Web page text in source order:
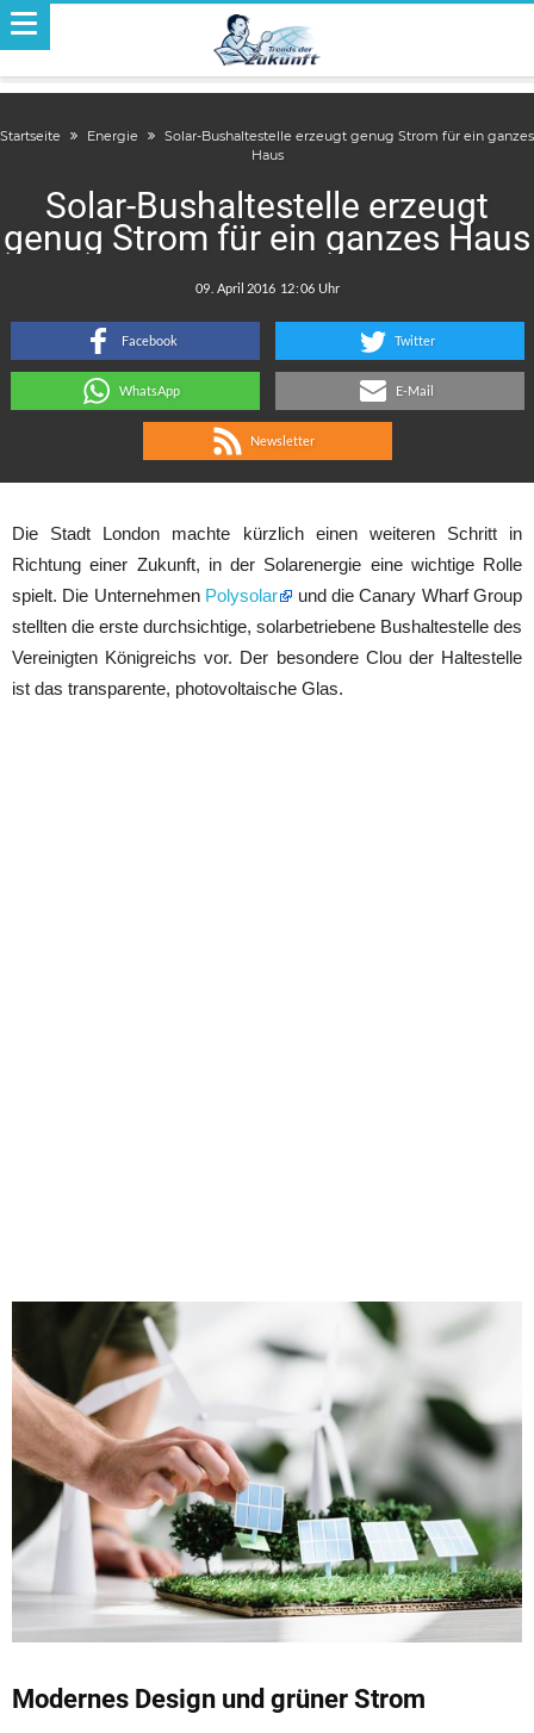
Startseite Energie
Solar-Bushaltestelle erzeugt genug Strom für ein ganzes
Haus
Solar-Bushaltestelle erzeugt
genug Strom für ein ganzes Haus
:
Facebook Twitter
WhatsApp E-Mail
Newsletter
Die Stadt London machte kürzlich einen weiteren Schritt in
Richtung einer Zukunft, in der Solarenergie eine wichtige Rolle
spielt. Die Unternehmen Polysolar
und die Canary Wharf Group
stellten die erste durchsichtige, solarbetriebene Bushaltestelle des
Vereinigten Königreichs vor. Der besondere Clou der Haltestelle
ist das transparente, photovoltaische Glas.
Modernes Design und grüner Strom